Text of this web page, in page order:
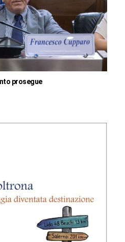
prosegue